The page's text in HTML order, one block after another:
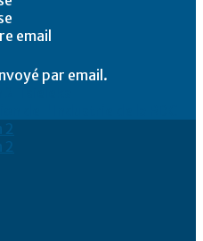
email
par email.